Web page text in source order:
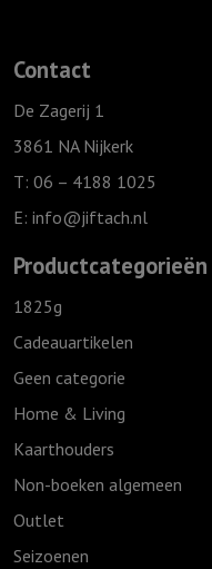
Contact
De Zagerij 1
3861 NA Nijkerk
T: 06 – 4188 1025
E: info@jiftach.nl
Productcategorieën
1825g
Cadeauartikelen
Geen categorie
Home & Living
Kaarthouders
Non-boeken algemeen
Outlet
Seizoenen